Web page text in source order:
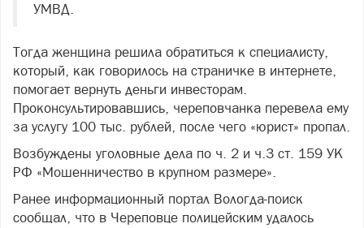
УМВД.
Тогда женщина решила обратиться к специалисту,
который, как говорилось на страничке в интернете,
помогает вернуть деньги инвесторам.
Проконсультировавшись, череповчанка перевела ему
за услугу 100 тыс. рублей, после чего «юрист» пропал.
Возбуждены уголовные дела по ч. 2 и ч.3 ст. 159 УК
РФ «Мошенничество в крупном размере».
Ранее информационный портал Вологда-поиск
сообщал, что в Череповце полицейским удалось